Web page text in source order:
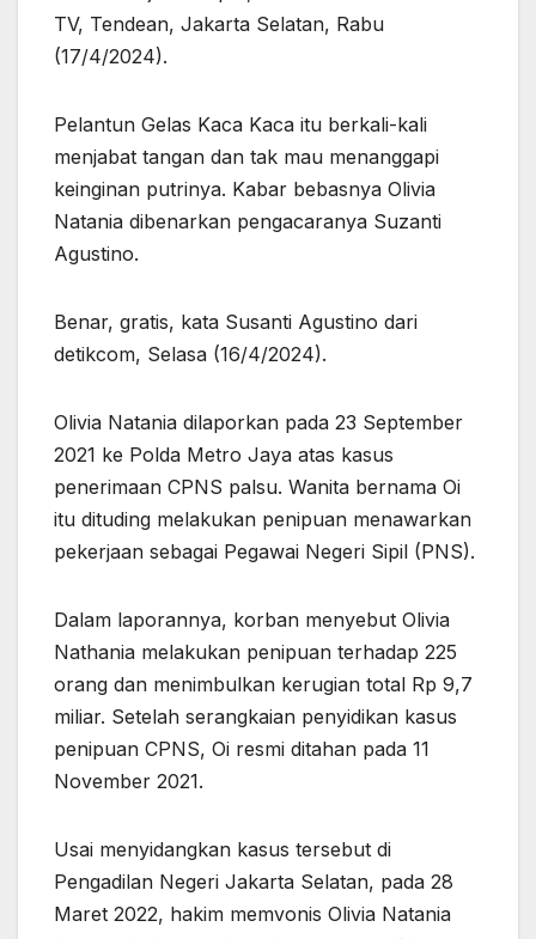
TV, Tendean, Jakarta Selatan, Rabu
(17/4/2024).
Pelantun Gelas Kaca Kaca itu berkali-kali
menjabat tangan dan tak mau menanggapi
keinginan putrinya. Kabar bebasnya Olivia
Natania dibenarkan pengacaranya Suzanti
Agustino.
Benar, gratis, kata Susanti Agustino dari
detikcom, Selasa (16/4/2024).
Olivia Natania dilaporkan pada 23 September
2021 ke Polda Metro Jaya atas kasus
penerimaan CPNS palsu. Wanita bernama Oi
itu dituding melakukan penipuan menawarkan
pekerjaan sebagai Pegawai Negeri Sipil (PNS).
Dalam laporannya, korban menyebut Olivia
Nathania melakukan penipuan terhadap 225
orang dan menimbulkan kerugian total Rp 9,7
miliar. Setelah serangkaian penyidikan kasus
penipuan CPNS, Oi resmi ditahan pada 11
November 2021.
Usai menyidangkan kasus tersebut di
Pengadilan Negeri Jakarta Selatan, pada 28
Maret 2022, hakim memvonis Olivia Natania